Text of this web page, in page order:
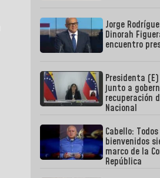
Jorge
Dinorah
encuentro
Presidenta
junto a
recuperación
Nacional
Cabello:
bienvenidos
marco de la
República